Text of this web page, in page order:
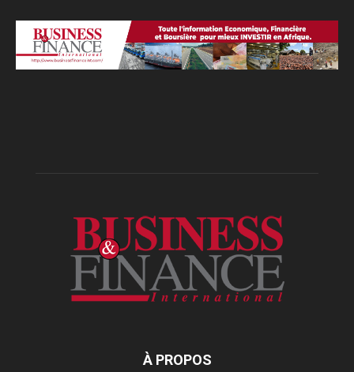
À PROPOS